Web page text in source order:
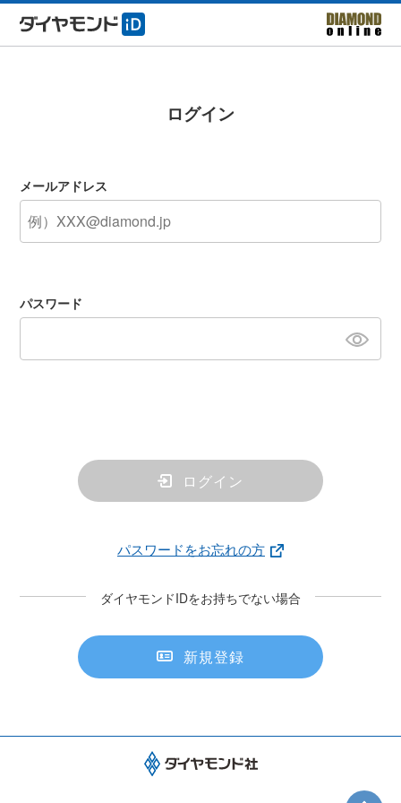
ログイン
メールアドレス
パスワード
ログイン
パスワードをお忘れの方
ダイヤモンドIDをお持ちでない場合
新規登録